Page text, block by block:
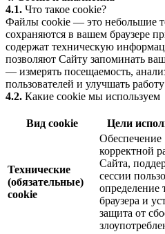
4.1. Что такое cookie?
Файлы cookie — это небольшие
сохраняются в вашем браузере
содержат техническую
позволяют Сайту запоминать
— измерять посещаемость,
пользователей и улучшать
4.2. Какие cookie мы используем
Вид cookie Цели
Технические
(обязательные)
cookie
Обеспечение
корректной
Сайта,
сессии
определение
браузера и
защита от